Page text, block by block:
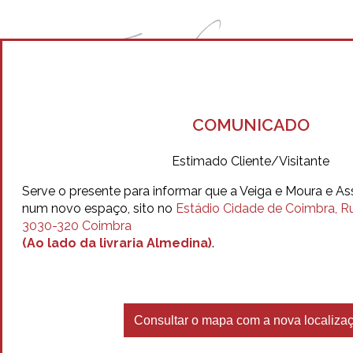
COMUNICADO
Estimado Cliente/Visitante
Serve o presente para informar que a Veiga e Moura e
num novo espaço, sito no Estádio Cidade de Coimbra,
3030-320 Coimbra
(Ao lado da livraria Almedina).
Consultar o mapa com a nova
Privilegiamos a
qualidade jurídica
procurando alcançar
a excelência.